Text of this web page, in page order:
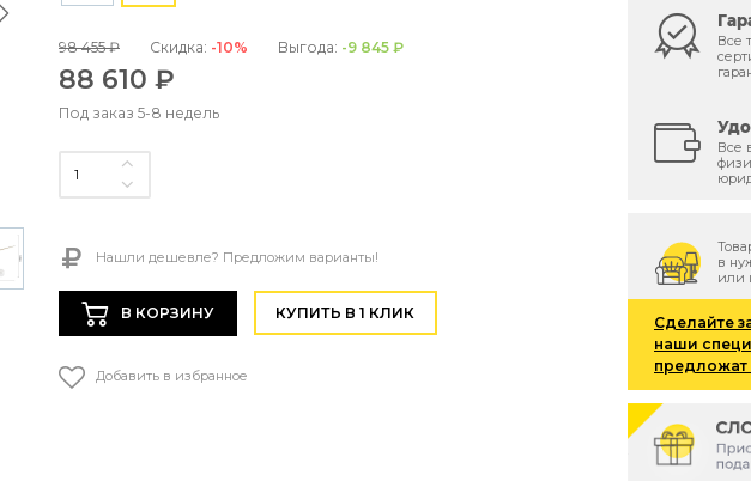
98 455 ₽ Скидка: -10% Выгода: -9 845 ₽
88 610 ₽
Под заказ 5-8 недель
Нашли дешевле? Предложим варианты!
В КОРЗИНУ КУПИТЬ В 1 КЛИК
Добавить в избранное
Все
Все
в
или
Сделайте
наши
предложат